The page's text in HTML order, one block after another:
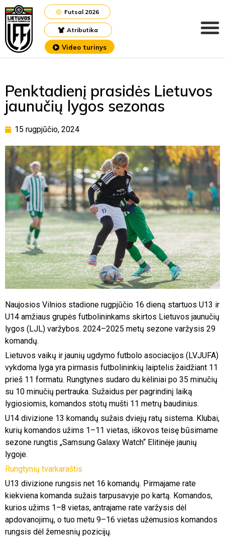
Atributika
Futsal 2026
Video turinys
Penktadienį prasidės Lietuvos
jaunučių lygos sezonas
15 rugpjūčio, 2024
Naujosios Vilnios stadione rugpjūčio 16 dieną startuos U13 ir
U14 amžiaus grupės futbolininkams skirtos Lietuvos jaunučių
lygos (LJL) varžybos. 2024–2025 metų sezone varžysis 29
komandų.
Lietuvos vaikų ir jaunių ugdymo futbolo asociacijos (LVJUFA)
vykdoma lyga yra pirmasis futbolininkių laiptelis žaidžiant 11
prieš 11 formatu. Rungtynes sudaro du kėliniai po 35 minučių
su 10 minučių pertrauka. Sužaidus per pagrindinį laiką
lygiosiomis, komandos stotų mušti 11 metrų baudinius.
U14 divizione 13 komandų sužais dviejų ratų sistema. Klubai,
kurių komandos užims 1–11 vietas, iškovos teisę būsimame
sezone rungtis „Samsung Galaxy Watch“ Elitinėje jaunių
lygoje.
Rungtynių tvarkaraštis
U13 divizione rungsis net 16 komandų. Pirmajame rate
kiekviena komanda sužais tarpusavyje po kartą. Komandos,
kurios užims 1–8 vietas, antrajame rate varžysis dėl
apdovanojimų, o tuo metu 9–16 vietas užėmusios komandos
rungsis dėl žemesnių pozicijų.